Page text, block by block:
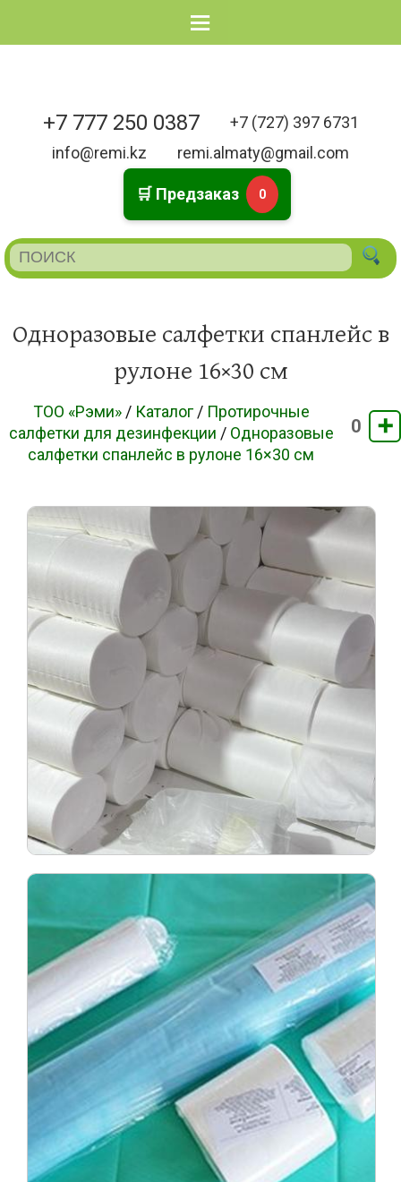
+7 777 250 0387
+7 (727) 397 6731
info@remi.kz
remi.almaty@gmail.com
🛒 Предзаказ 0
Одноразовые салфетки спанлейс в
рулоне 16×30 см
0 ➕
ТОО «Рэми» / Каталог / Протирочные
салфетки для дезинфекции / Одноразовые
салфетки спанлейс в рулоне 16×30 см